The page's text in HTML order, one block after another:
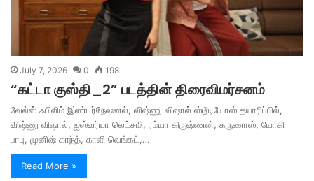
July 7, 2026 0 198
“கட்டா குஸ்தி_2” படத்தின் திரைவிமர்சனம்
வேல்ஸ் ஃபிலிம் இண்டர்நேஷனல், விஷ்ணு விஷால் ஸ்டூடியோஸ் தயாரிப்பில்,
விஷ்ணு விஷால், ஐஸ்வர்யா லெட்சுமி, ரம்யா கிருஷ்ணன், கருணாஸ், யோகி
பாபு, முனிஷ் காந்த், காளி வெங்கட்,…
Read More »